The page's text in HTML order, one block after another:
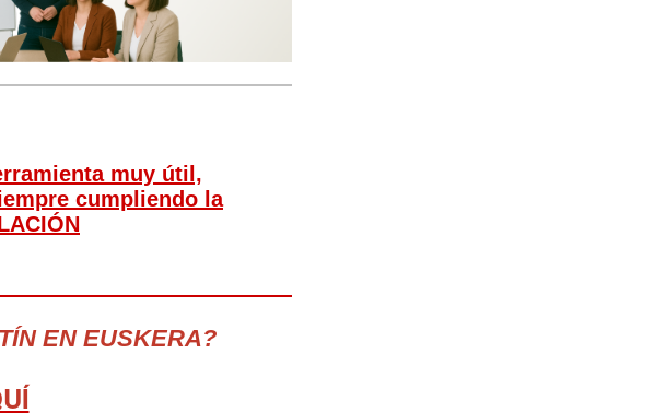
muy útil,
cumpliendo la
EN EUSKERA?